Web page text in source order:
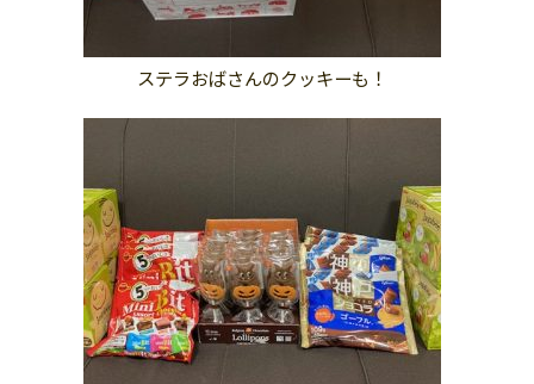
ステラおばさんのクッキーも！